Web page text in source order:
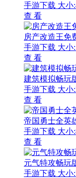
手游下载 大小
查 看
房产改造王免
手游下载 大小
查 看
建筑模拟畅玩
手游下载 大小
查 看
帝国勇士全英
手游下载 大小
查 看
元气特攻畅玩
手游下载 大小